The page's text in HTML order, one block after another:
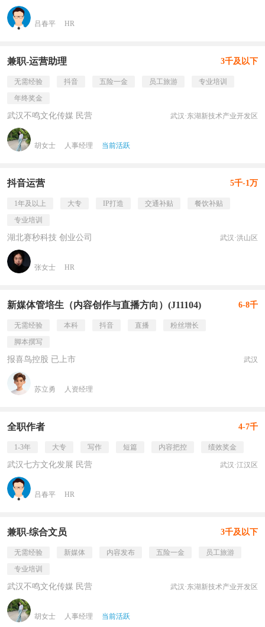
吕春平 HR
兼职-运营助理 3千及以下
无需经验 抖音 五险一金 员工旅游
专业培训
年终奖金
武汉不鸣文化传媒 民营 武汉·东湖新技术产业开发区
胡女士 人事经理 当前活跃
抖音运营 5千-1万
1年及以上 大专 IP打造 交通补贴
餐饮补贴
专业培训
湖北赛秒科技 创业公司 武汉·洪山区
张女士 HR
新媒体管培生（内容创作与直播方向）(J11104) 6-8千
无需经验 本科 抖音 直播
粉丝增长
脚本撰写
报喜鸟控股 已上市 武汉
苏立勇 人资经理
全职作者 4-7千
1-3年 大专 写作 短篇 内容把控 绩效奖金
武汉七方文化发展 民营 武汉·江汉区
吕春平 HR
兼职-综合文员 3千及以下
无需经验 新媒体 内容发布 五险一金
员工旅游
专业培训
武汉不鸣文化传媒 民营 武汉·东湖新技术产业开发区
胡女士 人事经理 当前活跃